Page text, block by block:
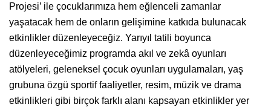
Projesi’ ile çocuklarımıza hem eğlenceli zamanlar
yaşatacak hem de onların gelişimine katkıda bulunacak
etkinlikler düzenleyeceğiz. Yarıyıl tatili boyunca
düzenleyeceğimiz programda akıl ve zekâ oyunları
atölyeleri, geleneksel çocuk oyunları uygulamaları, yaş
grubuna özgü sportif faaliyetler, resim, müzik ve drama
etkinlikleri gibi birçok farklı alanı kapsayan etkinlikler yer